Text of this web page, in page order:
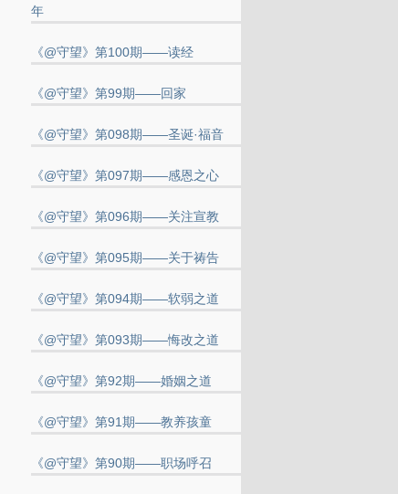
年
《@守望》第100期——读经
《@守望》第99期——回家
《@守望》第098期——圣诞·福音
《@守望》第097期——感恩之心
《@守望》第096期——关注宣教
《@守望》第095期——关于祷告
《@守望》第094期——软弱之道
《@守望》第093期——悔改之道
《@守望》第92期——婚姻之道
《@守望》第91期——教养孩童
《@守望》第90期——职场呼召